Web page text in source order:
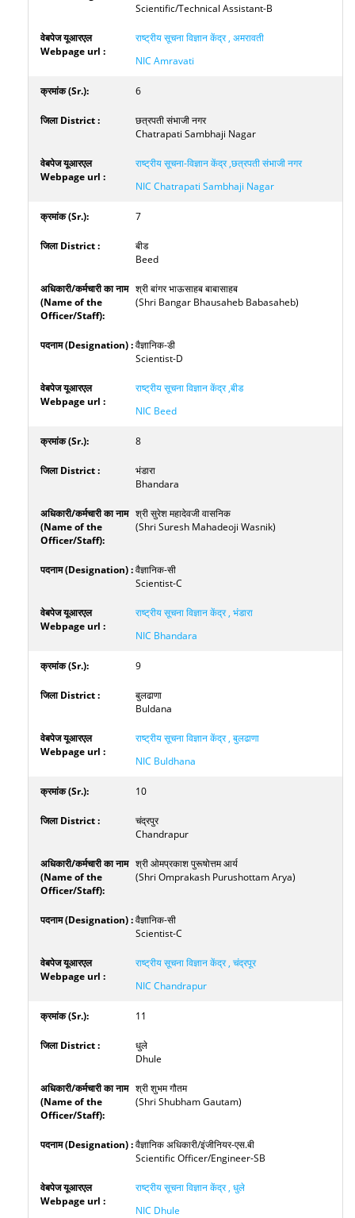
Scientific/Technical Assistant-B
राष्ट्रीय सूचना विज्ञान केंद्र , अमरावती
NIC Amravati
6
छत्रपती संभाजी नगर
Chatrapati Sambhaji Nagar
राष्ट्रीय सूचना-विज्ञान केंद्र ,छत्रपती संभाजी नगर
NIC Chatrapati Sambhaji Nagar
7
बीड
Beed
श्री बांगर भाऊसाहब बाबासाहब
(Shri Bangar Bhausaheb Babasaheb)
वैज्ञानिक-डी
Scientist-D
राष्ट्रीय सूचना विज्ञान केंद्र ,बीड
NIC Beed
8
भंडारा
Bhandara
श्री सुरेश महादेवजी वासनिक
(Shri Suresh Mahadeoji Wasnik)
वैज्ञानिक-सी
Scientist-C
राष्ट्रीय सूचना विज्ञान केंद्र , भंडारा
NIC Bhandara
9
बुलढाणा
Buldana
राष्ट्रीय सूचना विज्ञान केंद्र , बुलढाणा
NIC Buldhana
10
चंद्रपुर
Chandrapur
श्री ओमप्रकाश पुरूषोत्तम आर्य
(Shri Omprakash Purushottam Arya)
वैज्ञानिक-सी
Scientist-C
राष्ट्रीय सूचना विज्ञान केंद्र , चंद्रपूर
NIC Chandrapur
11
धुले
Dhule
श्री शुभम गौतम
(Shri Shubham Gautam)
वैज्ञानिक अधिकारी/इंजीनियर-एस.बी
Scientific Officer/Engineer-SB
राष्ट्रीय सूचना विज्ञान केंद्र , धुले
NIC Dhule